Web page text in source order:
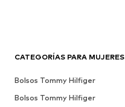
CATEGORÍAS PARA MUJERES
Bolsos Tommy Hilfiger
Bolsos Tommy Hilfiger